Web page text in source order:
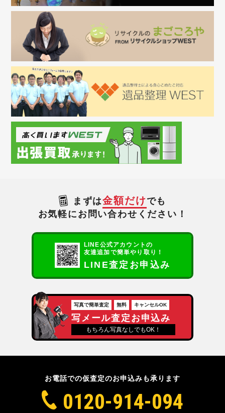
まずは金額だけ でも
お気軽にお問い合わせください！
LINE公式アカウントの
友達追加で簡単やり取り！
LINE査定お申込み
写真で簡単査定 無料 キャンセルOK
写メール査定お申込み
もちろん写真なしでもOK！
お電話での仮査定のお申込みも承ります
0120-914-094